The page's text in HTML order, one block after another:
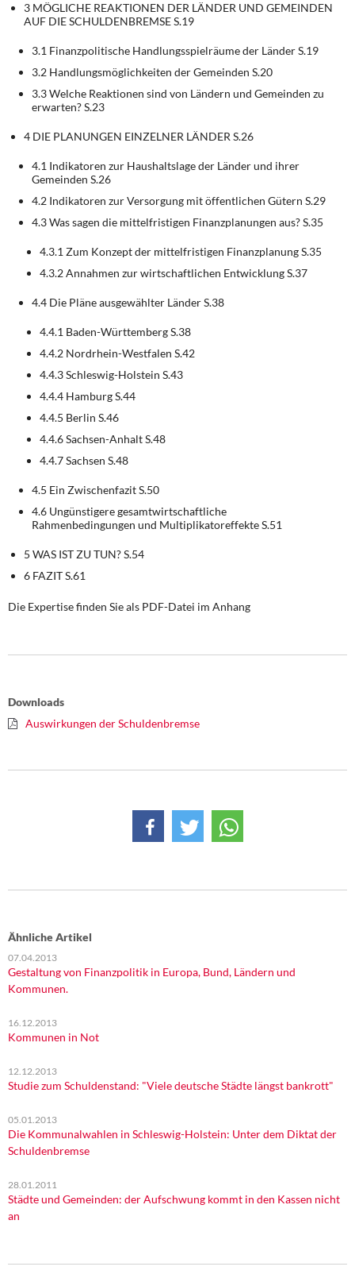
3 MÖGLICHE REAKTIONEN DER LÄNDER UND GEMEINDEN
AUF DIE SCHULDENBREMSE S.19
3.1 Finanzpolitische Handlungsspielräume der Länder S.19
3.2 Handlungsmöglichkeiten der Gemeinden S.20
3.3 Welche Reaktionen sind von Ländern und Gemeinden zu
erwarten? S.23
4 DIE PLANUNGEN EINZELNER LÄNDER S.26
4.1 Indikatoren zur Haushaltslage der Länder und ihrer
Gemeinden S.26
4.2 Indikatoren zur Versorgung mit öffentlichen Gütern S.29
4.3 Was sagen die mittelfristigen Finanzplanungen aus? S.35
4.3.1 Zum Konzept der mittelfristigen Finanzplanung S.35
4.3.2 Annahmen zur wirtschaftlichen Entwicklung S.37
4.4 Die Pläne ausgewählter Länder S.38
4.4.1 Baden-Württemberg S.38
4.4.2 Nordrhein-Westfalen S.42
4.4.3 Schleswig-Holstein S.43
4.4.4 Hamburg S.44
4.4.5 Berlin S.46
4.4.6 Sachsen-Anhalt S.48
4.4.7 Sachsen S.48
4.5 Ein Zwischenfazit S.50
4.6 Ungünstigere gesamtwirtschaftliche
Rahmenbedingungen und Multiplikatoreffekte S.51
5 WAS IST ZU TUN? S.54
6 FAZIT S.61
Die Expertise finden Sie als PDF-Datei im Anhang
Downloads
Auswirkungen der Schuldenbremse
Ähnliche Artikel
07.04.2013
Gestaltung von Finanzpolitik in Europa, Bund, Ländern und
Kommunen.
16.12.2013
Kommunen in Not
12.12.2013
Studie zum Schuldenstand: "Viele deutsche Städte längst bankrott"
05.01.2013
Die Kommunalwahlen in Schleswig-Holstein: Unter dem Diktat der
Schuldenbremse
28.01.2011
Städte und Gemeinden: der Aufschwung kommt in den Kassen nicht
an